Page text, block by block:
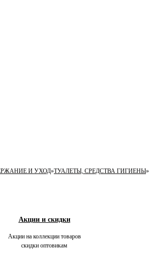
И УХОД»ТУАЛЕТЫ, СРЕДСТВА ГИГИЕНЫ»
Акции и скидки
Акции на коллекции товаров
скидки оптовикам